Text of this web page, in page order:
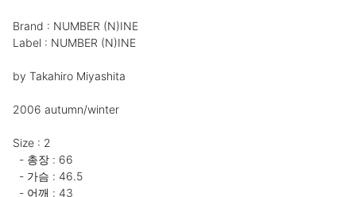
Brand : NUMBER (N)INE
Label : NUMBER (N)INE
by Takahiro Miyashita
2006 autumn/winter
Size : 2